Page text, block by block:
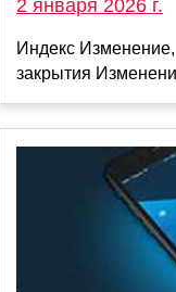
2 января 2026 г.
Индекс
закрытия